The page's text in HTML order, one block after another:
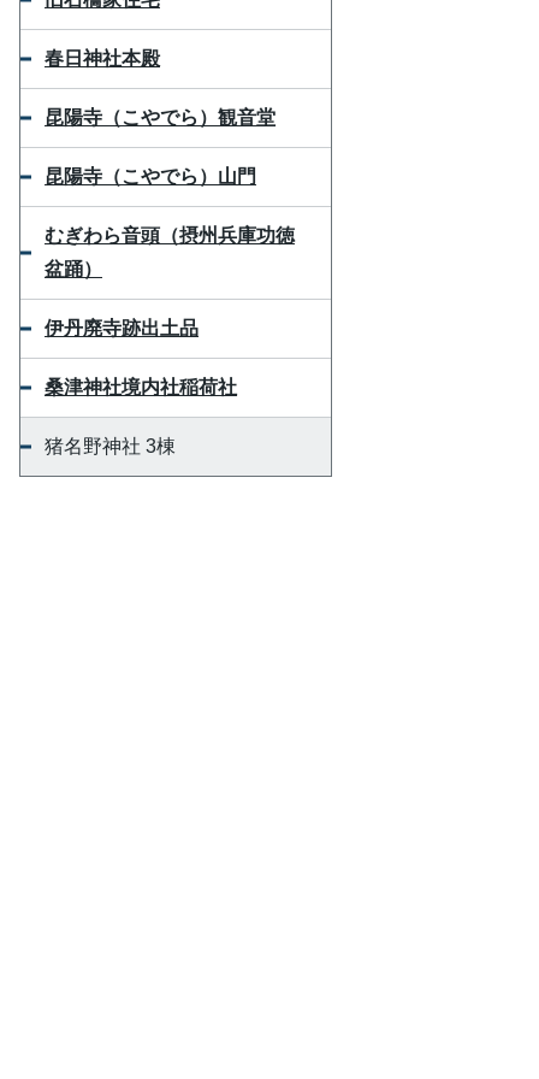
春日神社本殿
昆陽寺（こやでら）観音堂
昆陽寺（こやでら）山門
むぎわら音頭（摂州兵庫功徳
盆踊）
伊丹廃寺跡出土品
桑津神社境内社稲荷社
猪名野神社 3棟